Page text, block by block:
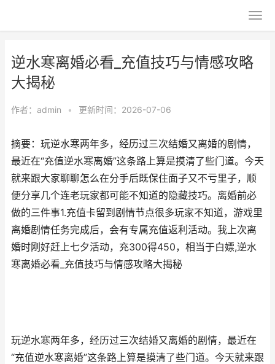
逆水寒离婚必看_充值技巧与情感攻略
大揭秘
作者： admin • 更新时间：2026-07-06
摘要：玩逆水寒两年多，经历过三次结婚又离婚的剧情，
最近在“充值逆水寒离婚”这条路上算是摸清了些门道。今天
就来跟大家聊聊怎么在分手后既保住面子又不亏里子，顺
便分享几个连老玩家都可能不知道的隐藏技巧。离婚前必
做的三件事1.充值卡留到剧情节点很多玩家不知道，游戏里
离婚剧情任务完成后，会有专属充值返利活动。我上次离
婚时刚好赶上七夕活动，充300得450，相当于白嫖,逆水
寒离婚必看_充值技巧与情感攻略大揭秘
玩逆水寒两年多，经历过三次结婚又离婚的剧情，最近在
“充值逆水寒离婚”这条路上算是摸清了些门道。今天就来跟